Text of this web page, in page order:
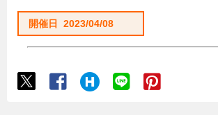
開催日 2023/04/08